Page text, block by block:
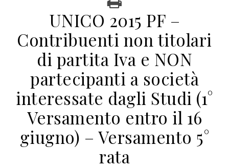
UNICO 2015 PF –
Contribuenti non titolari
di partita Iva e NON
partecipanti a società
interessate dagli Studi (1°
Versamento entro il 16
giugno) – Versamento 5°
rata